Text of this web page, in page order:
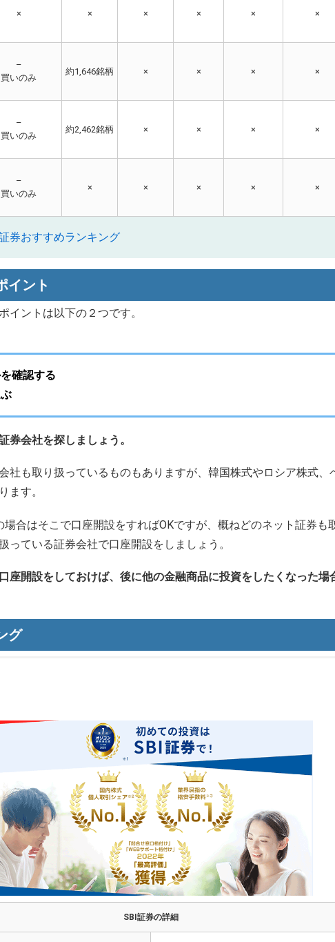
× × × × × ×
–
買いのみ
約1,646銘柄 × × × ×
–
買いのみ
約2,462銘柄 × × × ×
–
買いのみ
× × × × ×
券おすすめランキング
イント
イントは以下の２つです。
確認する
券会社を探しましょう。
社も取り扱っているものもありますが、韓国株式やロシア株式、
ます。
合はそこで口座開設をすればOKですが、概ねどのネット証券も
っている証券会社で口座開設をしましょう。
座開設をしておけば、後に他の金融商品に投資をしたくなった場
グ
SBI証券の詳細